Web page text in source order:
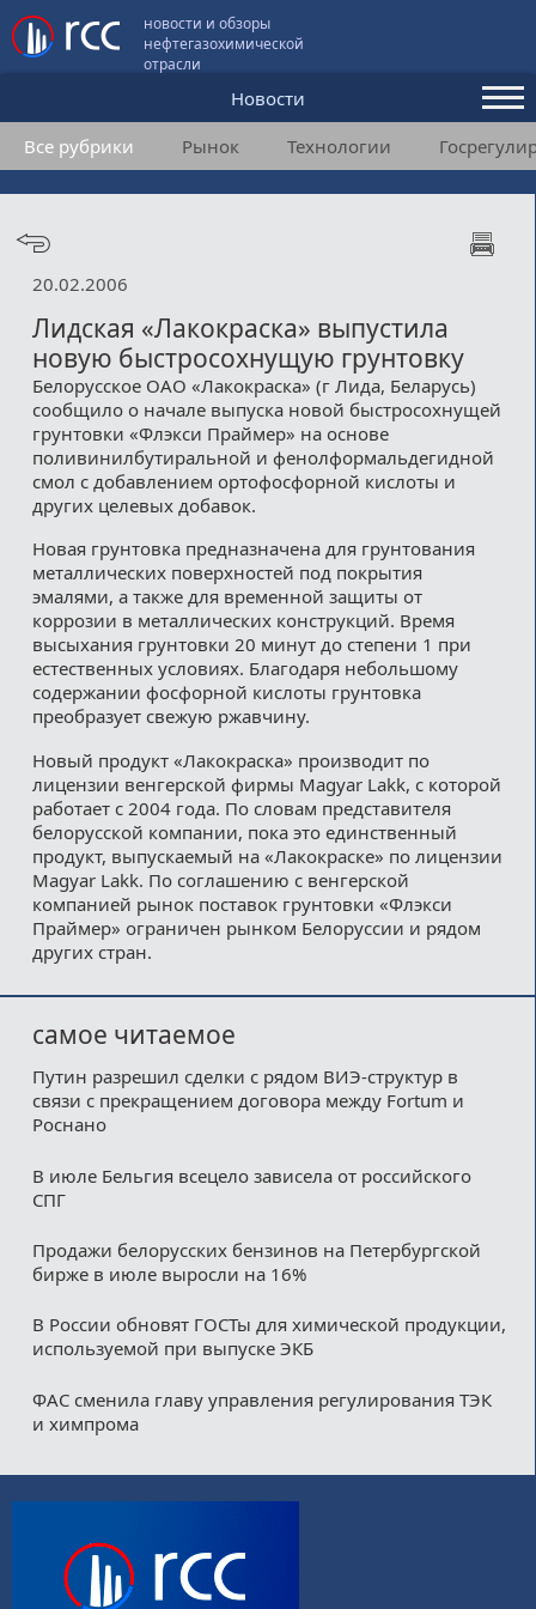
новости и обзоры
нефтегазохимической
отрасли
Новости
Аналитика и мнения
Конференции
Пользовательское соглашение
Медиакит
Контакты
Все рубрики Рынок Технологии
20.02.2006
Лидская «Лакокраска» выпустила
новую быстросохнущую грунтовку
Белорусское ОАО «Лакокраска» (г Лида, Беларусь)
сообщило о начале выпуска новой быстросохнущей
грунтовки «Флэкси Праймер» на основе
поливинилбутиральной и фенолформальдегидной
смол с добавлением ортофосфорной кислоты и
других целевых добавок.
Новая грунтовка предназначена для грунтования
металлических поверхностей под покрытия
эмалями, а также для временной защиты от
коррозии в металлических конструкций. Время
высыхания грунтовки 20 минут до степени 1 при
естественных условиях. Благодаря небольшому
содержании фосфорной кислоты грунтовка
преобразует свежую ржавчину.
Новый продукт «Лакокраска» производит по
лицензии венгерской фирмы Magyar Lakk, с которой
работает с 2004 года. По словам представителя
белорусской компании, пока это единственный
продукт, выпускаемый на «Лакокраске» по лицензии
Magyar Lakk. По соглашению с венгерской
компанией рынок поставок грунтовки «Флэкси
Праймер» ограничен рынком Белоруссии и рядом
других стран.
самое читаемое
Путин разрешил сделки с рядом ВИЭ-структур в
связи с прекращением договора между Fortum и
Роснано
В июле Бельгия всецело зависела от российского
СПГ
Продажи белорусских бензинов на Петербургской
бирже в июле выросли на 16%
В России обновят ГОСТы для химической продукции,
используемой при выпуске ЭКБ
ФАС сменила главу управления регулирования ТЭК
и химпрома